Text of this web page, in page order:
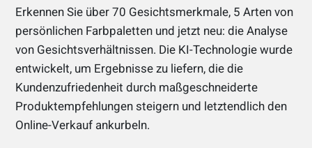
Erkennen Sie über 70 Gesichtsmerkmale, 5 Arten von
persönlichen Farbpaletten und jetzt neu: die Analyse
von Gesichtsverhältnissen. Die KI-Technologie wurde
entwickelt, um Ergebnisse zu liefern, die die
Kundenzufriedenheit durch maßgeschneiderte
Produktempfehlungen steigern und letztendlich den
Online-Verkauf ankurbeln.